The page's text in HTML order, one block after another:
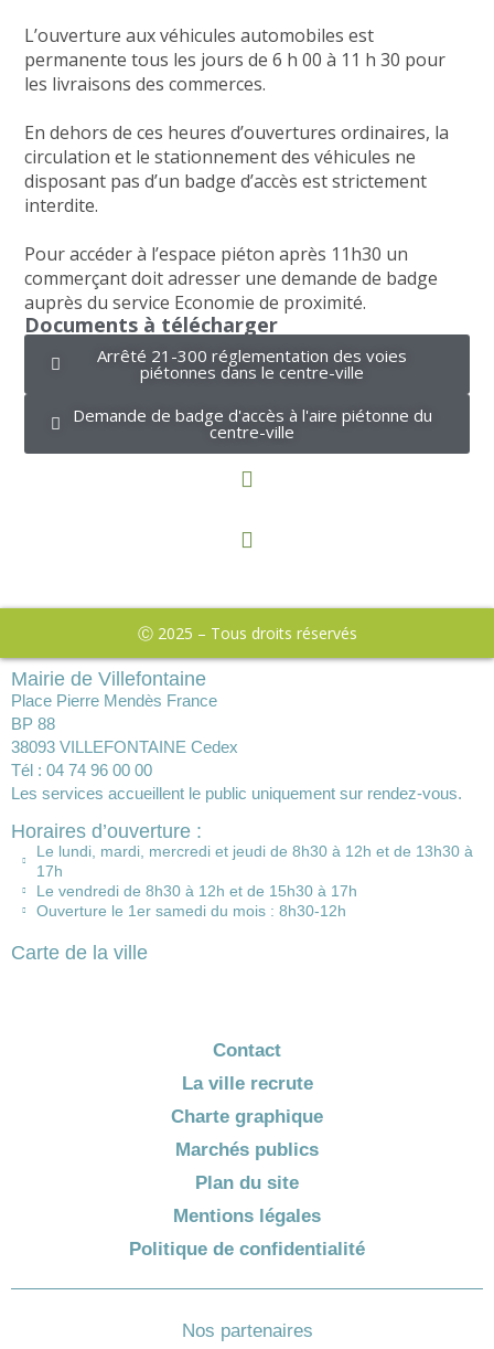
L’ouverture aux véhicules automobiles est
permanente tous les jours de 6 h 00 à 11 h 30 pour
les livraisons des commerces.
En dehors de ces heures d’ouvertures ordinaires, la
circulation et le stationnement des véhicules ne
disposant pas d’un badge d’accès est strictement
interdite.
Pour accéder à l’espace piéton après 11h30 un
commerçant doit adresser une demande de badge
auprès du service Economie de proximité.
Documents à télécharger
Arrêté 21-300 réglementation des voies
piétonnes dans le centre-ville
Demande de badge d'accès à l'aire piétonne du
centre-ville
Ⓒ 2025 – Tous droits réservés
Mairie de Villefontaine
Place Pierre Mendès France
BP 88
38093 VILLEFONTAINE Cedex
Tél : 04 74 96 00 00
Les services accueillent le public uniquement sur rendez-vous.
Horaires d’ouverture :
Le lundi, mardi, mercredi et jeudi de 8h30 à 12h et de 13h30 à
17h
Le vendredi de 8h30 à 12h et de 15h30 à 17h
Ouverture le 1er samedi du mois : 8h30-12h
Carte de la ville
Contact
La ville recrute
Charte graphique
Marchés publics
Plan du site
Mentions légales
Politique de confidentialité
Nos partenaires